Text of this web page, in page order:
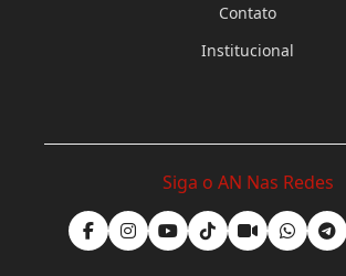
Contato
Institucional
Siga o AN Nas Redes